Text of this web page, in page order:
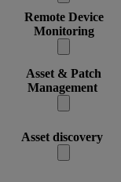
Remote Device
Monitoring
Asset & Patch
Management
Asset discovery